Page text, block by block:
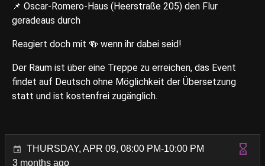
📌 Oscar-Romero-Haus (Heerstraße 205) den Flur
geradeaus durch
Reagiert doch mit 🍻 wenn ihr dabei seid!
Der Raum ist über eine Treppe zu erreichen, das Event
findet auf Deutsch ohne Möglichkeit der Übersetzung
statt und ist kostenfrei zugänglich.
THURSDAY, APR 09, 08:00 PM-10:00 PM
3 months ago